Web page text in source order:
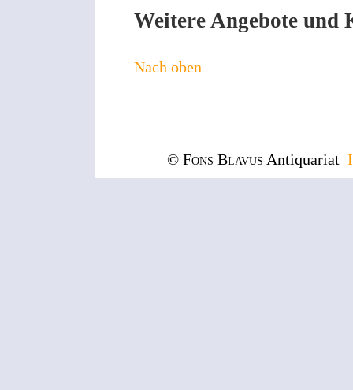
Weitere Angebote und
Nach oben
© Fons Blavus Antiquariat